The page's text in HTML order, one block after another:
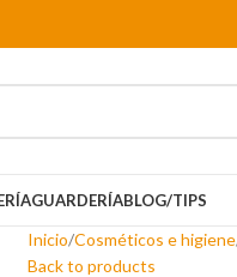
GUARDERÍABLOG/TIPS
Inicio Cosméticos e higiene
Back to products